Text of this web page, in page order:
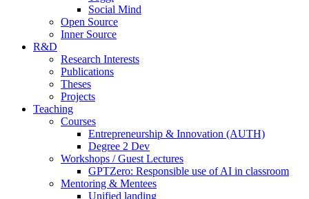
Social Mind
Open Source
Inner Source
R&D
Research Interests
Publications
Theses
Projects
Teaching
Courses
Entrepreneurship & Innovation (AUTH)
Degree 2 Dev
Workshops / Guest Lectures
GPTZero: Responsible use of AI in classroom
Mentoring & Mentees
Unified landing